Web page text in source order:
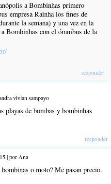
a Bombinhas primero
empresa Rainha los fines de
la semana) y una vez en la
Bombinhas con el ómnibus de la
responder
vivian sampayo
playas de bombas y bombinhas
responder
| por Ana
o moto? Me pasan precio.